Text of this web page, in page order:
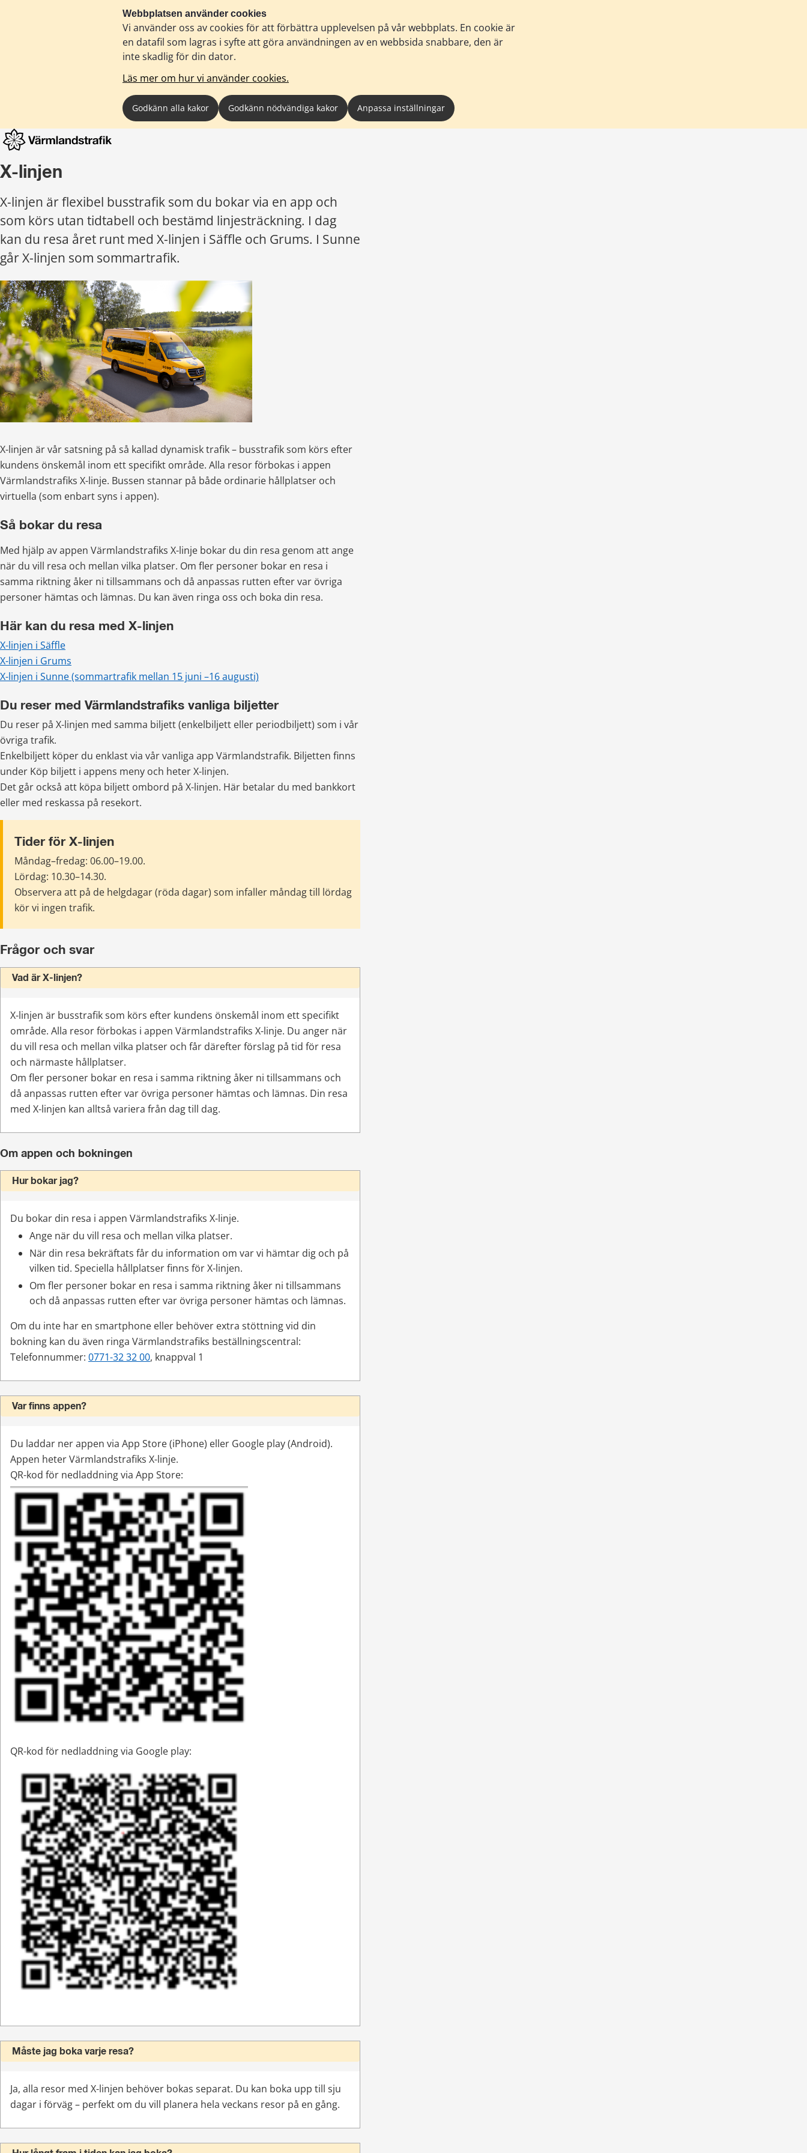
Webbplatsen använder cookies
Vi använder oss av cookies för att förbättra upplevelsen på vår webbplats. En cookie är
en datafil som lagras i syfte att göra användningen av en webbsida snabbare, den är
inte skadlig för din dator.
Läs mer om hur vi använder cookies.
Godkänn alla kakor Godkänn nödvändiga kakor Anpassa inställningar
X-linjen
X-linjen är flexibel busstrafik som du bokar via en app och
som körs utan tidtabell och bestämd linjesträckning. I dag
kan du resa året runt med X-linjen i Säffle och Grums. I Sunne
går X-linjen som sommartrafik.
X-linjen är vår satsning på så kallad dynamisk trafik – busstrafik som körs efter
kundens önskemål inom ett specifikt område. Alla resor förbokas i appen
Värmlandstrafiks X-linje. Bussen stannar på både ordinarie hållplatser och
virtuella (som enbart syns i appen).
Så bokar du resa
Med hjälp av appen Värmlandstrafiks X-linje bokar du din resa genom att ange
när du vill resa och mellan vilka platser. Om fler personer bokar en resa i
samma riktning åker ni tillsammans och då anpassas rutten efter var övriga
personer hämtas och lämnas. Du kan även ringa oss och boka din resa.
Här kan du resa med X-linjen
X-linjen i Säffle
X-linjen i Grums
X-linjen i Sunne (sommartrafik mellan 15 juni –16 augusti)
Du reser med Värmlandstrafiks vanliga biljetter
Du reser på X-linjen med samma biljett (enkelbiljett eller periodbiljett) som i vår
övriga trafik.
Enkelbiljett köper du enklast via vår vanliga app Värmlandstrafik. Biljetten finns
under Köp biljett i appens meny och heter X-linjen.
Det går också att köpa biljett ombord på X-linjen. Här betalar du med bankkort
eller med reskassa på resekort.
Tider för X-linjen
Måndag–fredag: 06.00–19.00.
Lördag: 10.30–14.30.
Observera att på de helgdagar (röda dagar) som infaller måndag till lördag
kör vi ingen trafik.
Frågor och svar
Vad är X-linjen?
X-linjen är busstrafik som körs efter kundens önskemål inom ett specifikt
område. Alla resor förbokas i appen Värmlandstrafiks X-linje. Du anger när
du vill resa och mellan vilka platser och får därefter förslag på tid för resa
och närmaste hållplatser.
Om fler personer bokar en resa i samma riktning åker ni tillsammans och
då anpassas rutten efter var övriga personer hämtas och lämnas. Din resa
med X-linjen kan alltså variera från dag till dag.
Om appen och bokningen
Hur bokar jag?
Du bokar din resa i appen Värmlandstrafiks X-linje.
Ange när du vill resa och mellan vilka platser.
När din resa bekräftats får du information om var vi hämtar dig och på
vilken tid. Speciella hållplatser finns för X-linjen.
Om fler personer bokar en resa i samma riktning åker ni tillsammans
och då anpassas rutten efter var övriga personer hämtas och lämnas.
Om du inte har en smartphone eller behöver extra stöttning vid din
bokning kan du även ringa Värmlandstrafiks beställningscentral:
Telefonnummer: 0771-32 32 00, knappval 1
Var finns appen?
Du laddar ner appen via App Store (iPhone) eller Google play (Android).
Appen heter Värmlandstrafiks X-linje.
QR-kod för nedladdning via App Store:
QR-kod för nedladdning via Google play:
Måste jag boka varje resa?
Ja, alla resor med X-linjen behöver bokas separat. Du kan boka upp till sju
dagar i förväg – perfekt om du vill planera hela veckans resor på en gång.